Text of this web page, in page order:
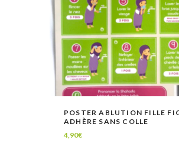
VOIR
LIRE LA SUITE
POSTER ABLUTION FILLE
ADHÈRE SANS COLLE
4,90€